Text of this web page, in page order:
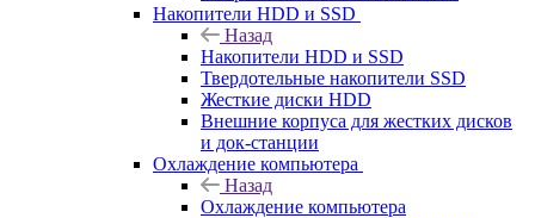
Накопители HDD и SSD
Назад
Накопители HDD и SSD
Твердотельные накопители SSD
Жесткие диски HDD
Внешние корпуса для жестких дисков
и док-станции
Охлаждение компьютера
Назад
Охлаждение компьютера